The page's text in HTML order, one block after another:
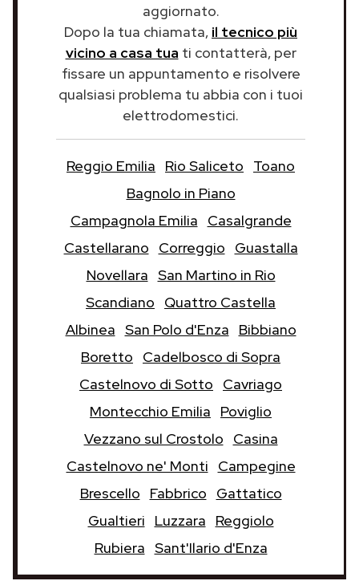
aggiornato.
Dopo la tua chiamata, il tecnico più
vicino a casa tua ti contatterà, per
fissare un appuntamento e risolvere
qualsiasi problema tu abbia con i tuoi
elettrodomestici.
Reggio Emilia Rio Saliceto
Toano
Bagnolo in Piano
Campagnola Emilia
Casalgrande
Castellarano
Correggio
Guastalla
Novellara San Martino in Rio
Scandiano
Quattro Castella
Albinea San Polo d'Enza
Bibbiano
Boretto
Cadelbosco di Sopra
Castelnovo di Sotto
Cavriago
Montecchio Emilia
Poviglio
Vezzano sul Crostolo
Casina
Castelnovo ne' Monti
Campegine
Brescello
Fabbrico
Gattatico
Gualtieri
Luzzara
Reggiolo
Rubiera Sant'Ilario d'Enza